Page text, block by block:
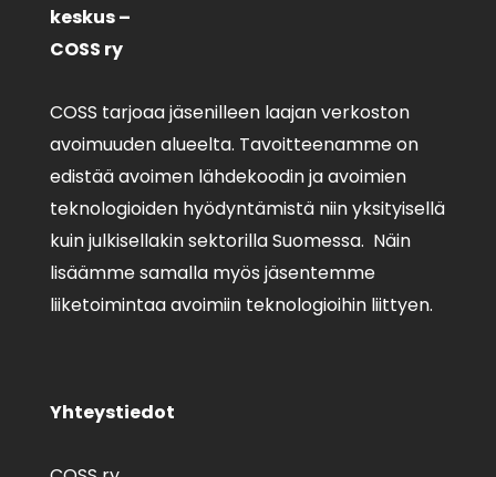
keskus –
COSS ry
COSS tarjoaa jäsenilleen laajan verkoston
avoimuuden alueelta. Tavoitteenamme on
edistää avoimen lähdekoodin ja avoimien
teknologioiden hyödyntämistä niin yksityisellä
kuin julkisellakin sektorilla Suomessa. Näin
lisäämme samalla myös jäsentemme
liiketoimintaa avoimiin teknologioihin liittyen.
Yhteystiedot